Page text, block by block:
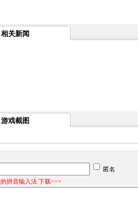
相关新闻
游戏截图
匿名
拼音输入法 下载>>>